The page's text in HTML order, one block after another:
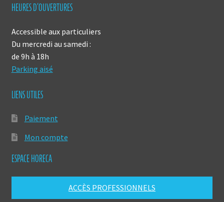
HEURES D’OUVERTURES
Accessible aux particuliers
Du mercredi au samedi :
de 9h à 18h
Parking aisé
LIENS UTILES
Paiement
Mon compte
ESPACE HORECA
ACCÈS PROFESSIONNELS